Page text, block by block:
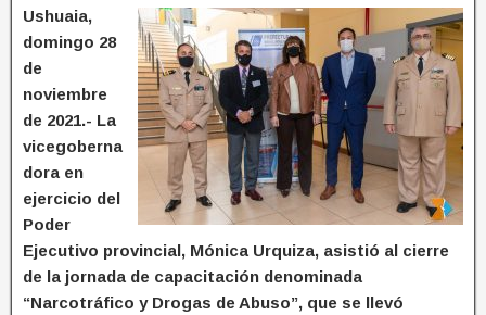
Ushuaia,
domingo 28
de
noviembre
de 2021.- La
vicegoberna
dora en
ejercicio del
Poder
Ejecutivo provincial, Mónica Urquiza, asistió al cierre
de la jornada de capacitación denominada
“Narcotráfico y Drogas de Abuso”, que se llevó